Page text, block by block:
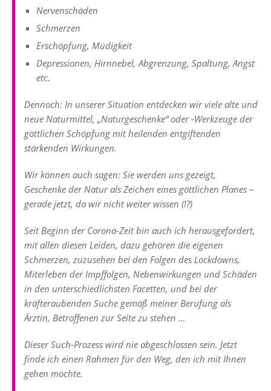
Nervenschäden
Schmerzen
Erschöpfung, Müdigkeit
Depressionen, Hirnnebel, Abgrenzung, Spaltung, Angst
etc.
Dennoch: In unserer Situation entdecken wir viele alte und
neue Naturmittel, „Naturgeschenke“ oder -Werkzeuge der
göttlichen Schöpfung mit heilenden entgiftenden
stärkenden Wirkungen.
Wir können auch sagen: Sie werden uns gezeigt,
Geschenke der Natur als Zeichen eines göttlichen Planes –
gerade jetzt, da wir nicht weiter wissen (!?)
Seit Beginn der Corona-Zeit bin auch ich herausgefordert,
mit allen diesen Leiden, dazu gehören die eigenen
Schmerzen, zuzusehen bei den Folgen des Lockdowns,
Miterleben der Impffolgen, Nebenwirkungen und Schäden
in den unterschiedlichsten Facetten, und bei der
kräfteraubenden Suche gemäß meiner Berufung als
Ärztin, Betroffenen zur Seite zu stehen …
Dieser Such-Prozess wird nie abgeschlossen sein. Jetzt
finde ich einen Rahmen für den Weg, den ich mit Ihnen
gehen möchte.